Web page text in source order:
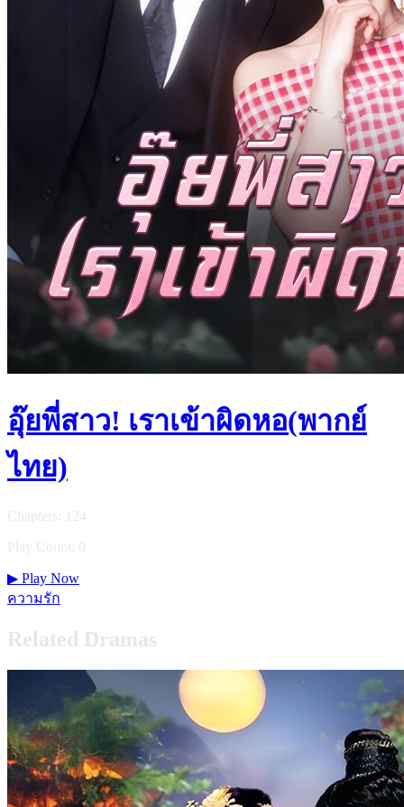
อุ๊ยพี่สาว! เราเข้าผิดหอ(พากย์
ไทย)
Chapters: 124
Play Count: 0
▶ Play Now
ความรัก
Related Dramas